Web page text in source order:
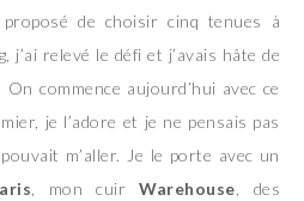
proposé de choisir cinq tenues à
j’ai relevé le défi et j’avais hâte de
commence aujourd’hui avec ce
je l’adore et je ne pensais pas
m’aller. Je le porte avec un
, mon cuirWarehouse , des